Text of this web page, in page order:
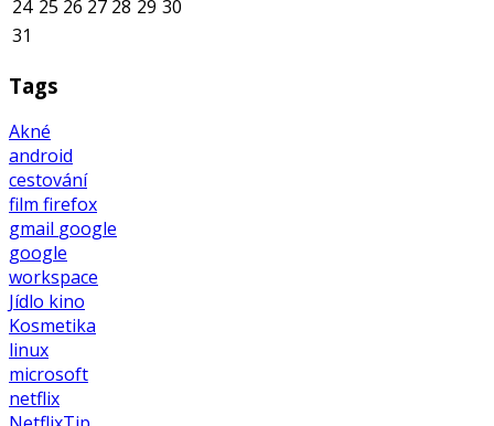
24 25 26 27 28 29 30
31
Tags
Akné
android
cestování
film firefox
gmail google
google
workspace
Jídlo kino
Kosmetika
linux
microsoft
netflix